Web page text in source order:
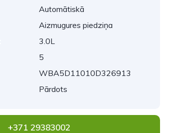
Automātiskā
Aizmugures piedziņa
3.0L
5
WBA5D11010D326913
Pārdots
+371 29383002